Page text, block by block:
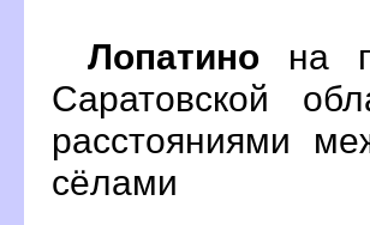
Лопатино на
Саратовской
расстояниями
сёлами